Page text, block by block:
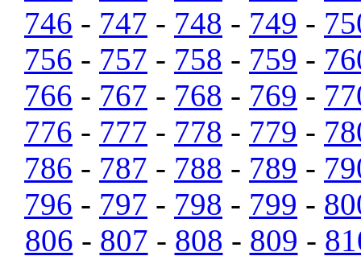
746 - 747 - 748 - 749 -
756 - 757 - 758 - 759 -
766 - 767 - 768 - 769 -
776 - 777 - 778 - 779 -
786 - 787 - 788 - 789 -
796 - 797 - 798 - 799 -
806 - 807 - 808 - 809 -